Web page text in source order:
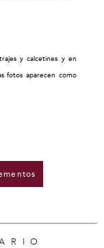
y calcetines y en
fotos aparecen como